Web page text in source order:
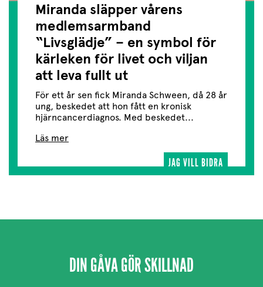
Miranda släpper vårens
medlemsarmband
“Livsglädje” – en symbol för
kärleken för livet och viljan
att leva fullt ut
För ett år sen fick Miranda Schween, då 28 år
ung, beskedet att hon fått en kronisk
hjärncancerdiagnos. Med beskedet...
Läs mer
JAG VILL BIDRA
DIN GÅVA GÖR SKILLNAD